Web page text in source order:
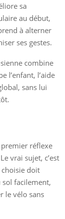
sa
au début,
à alterner
ses gestes.
combine
l’enfant, l’aide
sans lui
réflexe
vrai sujet, c’est
doit
facilement,
le vélo sans